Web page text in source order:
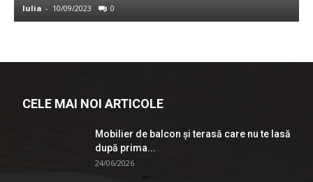
Iulia - 10/09/2023 0
CELE MAI NOI ARTICOLE
Mobilier de balcon și terasă care nu te lasă
după prima...
24/06/2026